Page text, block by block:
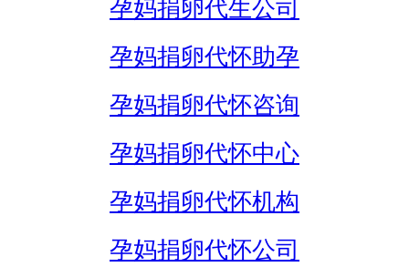
孕妈捐卵代生公司
孕妈捐卵代怀助孕
孕妈捐卵代怀咨询
孕妈捐卵代怀中心
孕妈捐卵代怀机构
孕妈捐卵代怀公司